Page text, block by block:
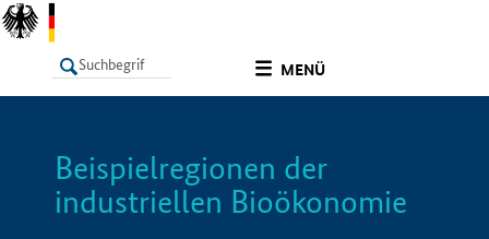
MENÜ
LISTE
Beispielregionen der
industriellen Bioökonomie